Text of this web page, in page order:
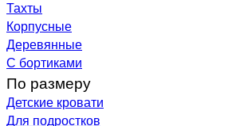
Тахты
Корпусные
Деревянные
С бортиками
По размеру
Детские кровати
Для подростков